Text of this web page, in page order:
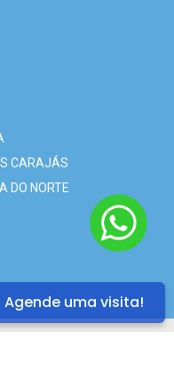
CARAJÁS
DO NORTE
Agende uma visita!